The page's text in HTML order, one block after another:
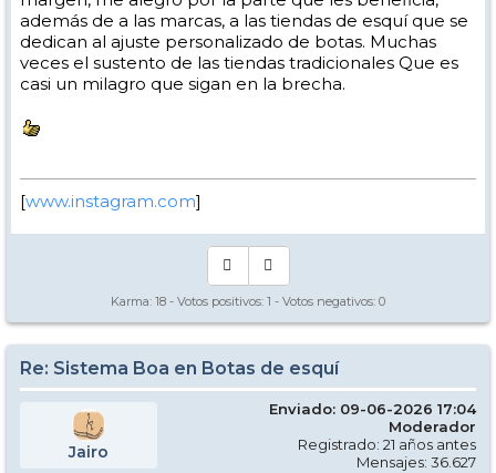
además de a las marcas, a las tiendas de esquí que se
dedican al ajuste personalizado de botas. Muchas
veces el sustento de las tiendas tradicionales Que es
casi un milagro que sigan en la brecha.
[www.instagram.com]
Karma: 18 - Votos positivos: 1 - Votos negativos: 0
Re: Sistema Boa en Botas de esquí
Jairo
Enviado: 09-06-2026 17:04
Moderador
Registrado: 21 años antes
Mensajes: 36.627